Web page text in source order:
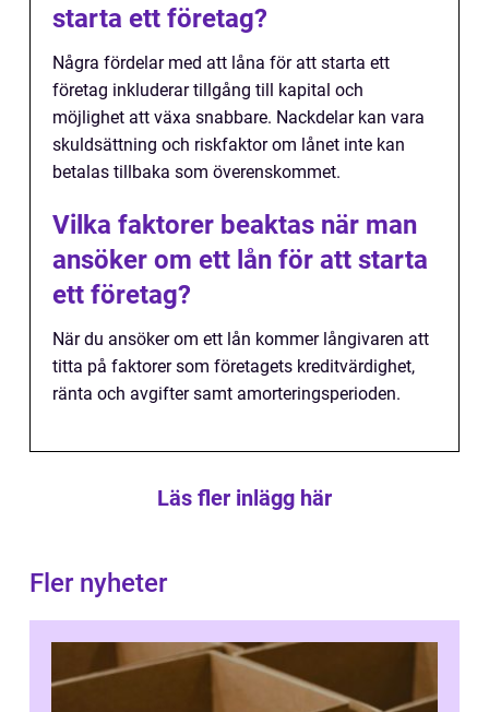
starta ett företag?
Några fördelar med att låna för att starta ett
företag inkluderar tillgång till kapital och
möjlighet att växa snabbare. Nackdelar kan vara
skuldsättning och riskfaktor om lånet inte kan
betalas tillbaka som överenskommet.
Vilka faktorer beaktas när man
ansöker om ett lån för att starta
ett företag?
När du ansöker om ett lån kommer långivaren att
titta på faktorer som företagets kreditvärdighet,
ränta och avgifter samt amorteringsperioden.
Läs fler inlägg här
Fler nyheter